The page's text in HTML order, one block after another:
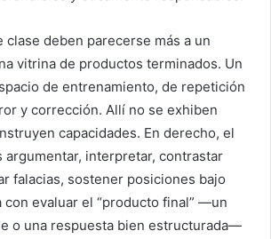
clase deben parecerse más a un
vitrina de productos terminados. Un
de entrenamiento, de repetición
y corrección. Allí no se exhiben
capacidades. En derecho, el
argumentar, interpretar, contrastar
falacias, sostener posiciones bajo
con evaluar el “producto final” —un
o una respuesta bien estructurada—